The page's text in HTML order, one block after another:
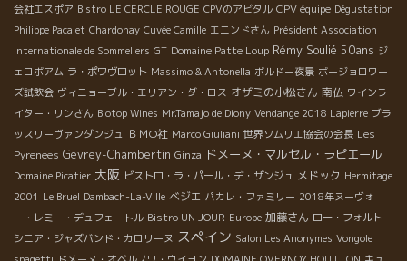
会社エスポア Bistro LE CERCLE ROUGE CPVのアビタル CPV équipe Dégustation
Philippe Pacalet Chardonay Cuvée Camille エニンドさん Président Association
Internationale de Sommeliers GT Domaine Patte Loup Rémy Soulié 50ans ジ
ェロボアム ラ・ポワヴロット Massimo & Antonella ボルドー夜景 ボージョロワー
ズ試飲会 ヴィニョーブル・エリアン・ダ・ロス オザミの小松さん 南仏 ワインラ
イター・リンさん Biotop Wines Mr.Tamajo de Diony Vendange 2018 Lapierre ブラ
ッスリーヴァンダンジュ ＢＭО社 Marco Giuliani 世界ソムリエ協会の会長 Les
Pyrenees Gevrey-Chambertin Ginza ドメーヌ・マルセル・ラピエール
Domaine Picatier 大阪 ビストロ・ラ・パール・デ・ザンジュ メドック Hermitage
2001 Le Bruel Dambach-La-Ville ベジエ パカレ・ファミリー 2018年ヌーヴォ
ー・レミー・デュフェートル Bistro UN JOUR Europe 加藤さん ロー・フォルト
シニア・ジャズバンド・カロリーヌ スペイン Salon Les Anonymes Vongole